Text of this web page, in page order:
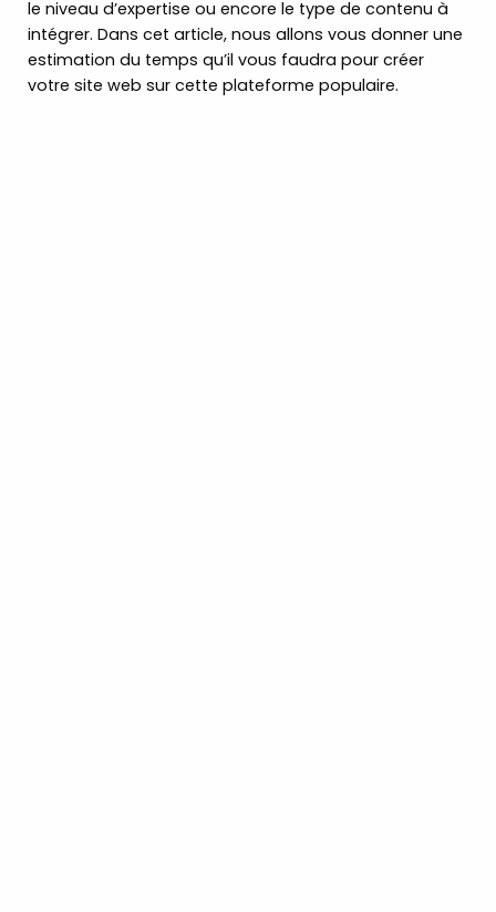
le niveau d’expertise ou encore le type de contenu à
intégrer. Dans cet article, nous allons vous donner une
estimation du temps qu’il vous faudra pour créer
votre site web sur cette plateforme populaire.